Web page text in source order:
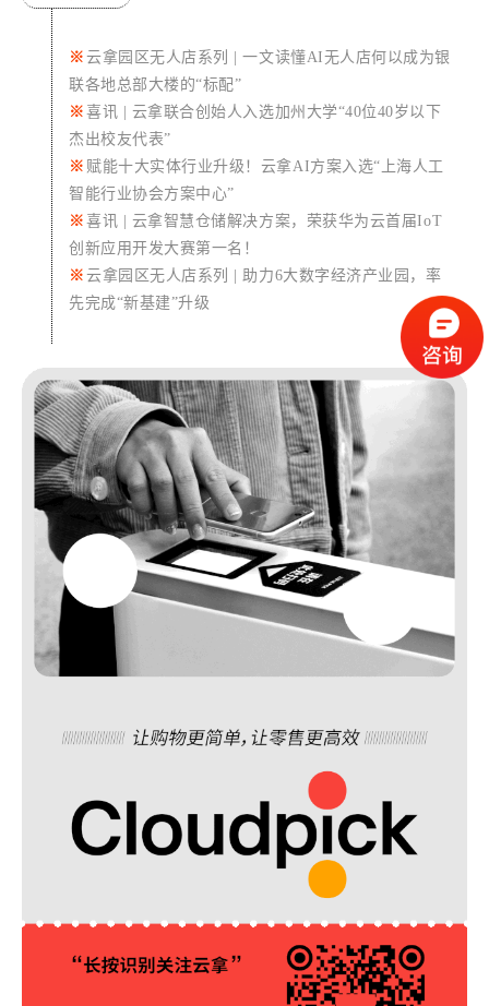
※ 云拿园区无人店系列 | 一文读懂AI无人店何以成为银
联各地总部大楼的“标配”
※ 喜讯 | 云拿联合创始人入选加州大学“40位40岁以下
杰出校友代表”
※ 赋能十大实体行业升级！ 云拿AI方案入选“上海人工
智能行业协会方案中心”
※ 喜讯 | 云拿智慧仓储解决方案，荣获华为云首届IoT
创新应用开发大赛第一名！
※ 云拿园区无人店系列 | 助力6大数字经济产业园，率
先完成“新基建”升级